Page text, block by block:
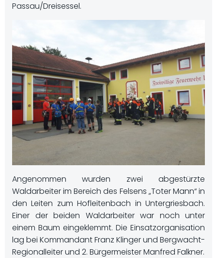
Passau/Dreisessel.
Angenommen wurden zwei abgestürzte
Waldarbeiter im Bereich des Felsens „Toter Mann“ in
den Leiten zum Hofleitenbach in Untergriesbach.
Einer der beiden Waldarbeiter war noch unter
einem Baum eingeklemmt. Die Einsatzorganisation
lag bei Kommandant Franz Klinger und Bergwacht-
Regionalleiter und 2. Bürgermeister Manfred Falkner.